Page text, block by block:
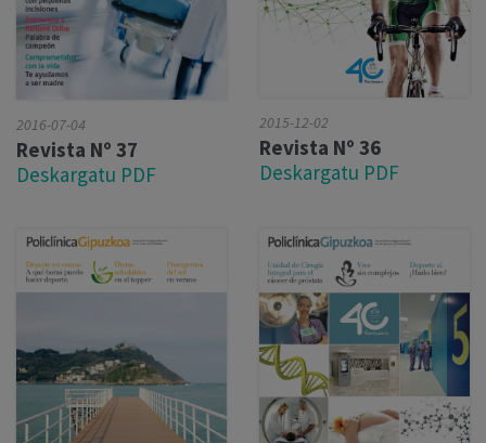
2016-07-04
Revista Nº 37
Deskargatu PDF
2015-12-02
Revista Nº 36
Deskargatu PDF